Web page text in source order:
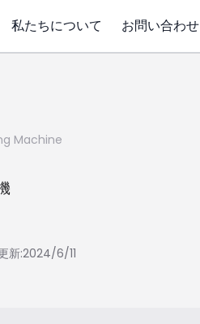
私たちについて お問い合わせ
Machine
新:2024/6/11